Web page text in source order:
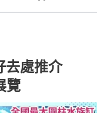
去處推介
覽